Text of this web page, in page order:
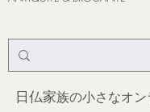
日仏家族の小さなオ